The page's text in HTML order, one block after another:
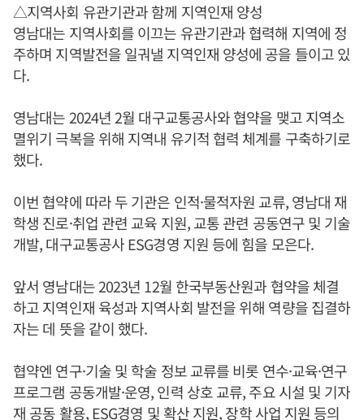
△지역사회 유관기관과 함께 지역인재 양성
영남대는 지역사회를 이끄는 유관기관과 협력해 지역에 정
주하며 지역발전을 일궈낼 지역인재 양성에 공을 들이고 있
다.
영남대는 2024년 2월 대구교통공사와 협약을 맺고 지역소
멸위기 극복을 위해 지역내 유기적 협력 체계를 구축하기로
했다.
이번 협약에 따라 두 기관은 인적·물적자원 교류, 영남대 재
학생 진로·취업 관련 교육 지원, 교통 관련 공동연구 및 기술
개발, 대구교통공사 ESG경영 지원 등에 힘을 모은다.
앞서 영남대는 2023년 12월 한국부동산원과 협약을 체결
하고 지역인재 육성과 지역사회 발전을 위해 역량을 집결하
자는 데 뜻을 같이 했다.
협약엔 연구·기술 및 학술 정보 교류를 비롯 연수·교육·연구
프로그램 공동개발·운영, 인력 상호 교류, 주요 시설 및 기자
재 공동 활용, ESG경영 및 확산 지원, 장학 사업 지원 등의